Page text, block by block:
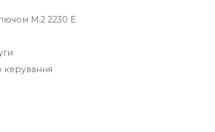
M.2 2230 E
керування